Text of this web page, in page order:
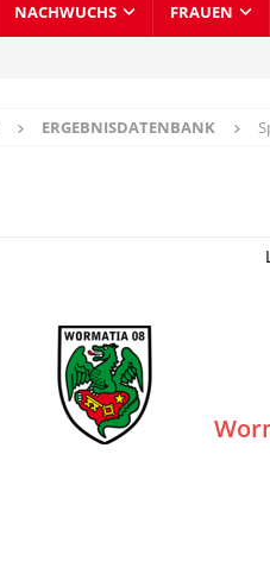
NACHWUCHS FRAUEN
ERGEBNISDATENBANK